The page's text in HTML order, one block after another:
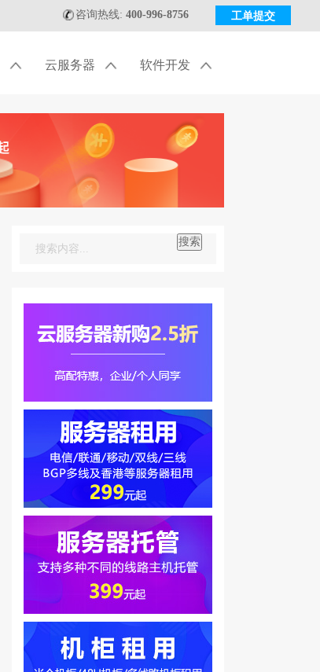
工单提交
咨询热线: 400-996-8756
云服务器 软件开发
搜索